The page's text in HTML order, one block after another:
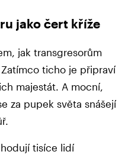
jako čert kříže
jak transgresorům
ticho je připraví
majestát. A mocní,
za pupek světa snášejí
tisíce lidí